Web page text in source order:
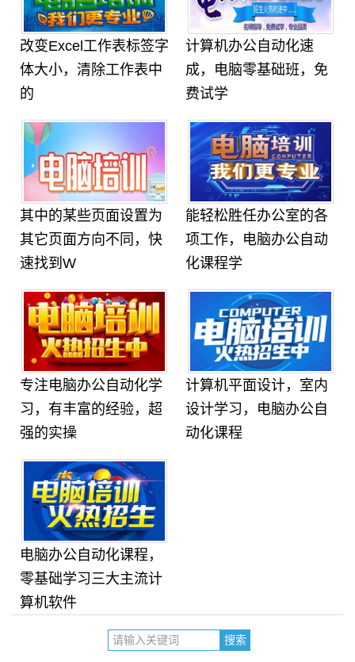
改变Excel工作表标签字
体大小，清除工作表中
的
计算机办公自动化速
成，电脑零基础班，免
费试学
其中的某些页面设置为
其它页面方向不同，快
速找到W
能轻松胜任办公室的各
项工作，电脑办公自动
化课程学
专注电脑办公自动化学
习，有丰富的经验，超
强的实操
计算机平面设计，室内
设计学习，电脑办公自
动化课程
电脑办公自动化课程，
零基础学习三大主流计
算机软件